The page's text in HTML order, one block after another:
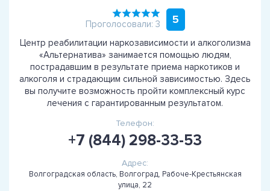
Проголосовали: 3 5
Центр реабилитации наркозависимости и алкоголизма
«Альтернатива» занимается помощью людям,
пострадавшим в результате приема наркотиков и
алкоголя и страдающим сильной зависимостью. Здесь
вы получите возможность пройти комплексный курс
лечения с гарантированным результатом.
Телефон:
+7 (844) 298-33-53
Адрес:
Волгоградская область, Волгоград, Рабоче-Крестьянская
улица, 22